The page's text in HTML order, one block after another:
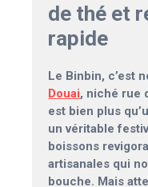
de thé et
rapide
Le Binbin, c’est
Douai, niché rue
est bien plus
un véritable
boissons
artisanales qui
bouche. Mais